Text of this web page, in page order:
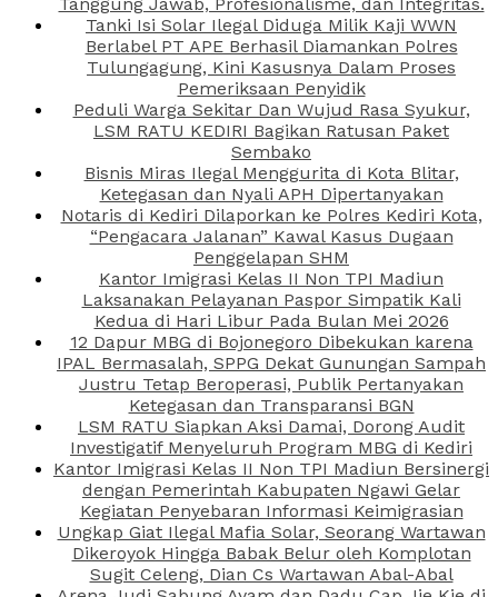
Tanki Isi Solar Ilegal Diduga Milik Kaji WWN
Berlabel PT APE Berhasil Diamankan Polres
Tulungagung, Kini Kasusnya Dalam Proses
Pemeriksaan Penyidik
Peduli Warga Sekitar Dan Wujud Rasa Syukur,
LSM RATU KEDIRI Bagikan Ratusan Paket
Sembako
Bisnis Miras Ilegal Menggurita di Kota Blitar,
Ketegasan dan Nyali APH Dipertanyakan
Notaris di Kediri Dilaporkan ke Polres Kediri Kota,
“Pengacara Jalanan” Kawal Kasus Dugaan
Penggelapan SHM
Kantor Imigrasi Kelas II Non TPI Madiun
Laksanakan Pelayanan Paspor Simpatik Kali
Kedua di Hari Libur Pada Bulan Mei 2026
12 Dapur MBG di Bojonegoro Dibekukan karena
IPAL Bermasalah, SPPG Dekat Gunungan Sampah
Justru Tetap Beroperasi, Publik Pertanyakan
Ketegasan dan Transparansi BGN
LSM RATU Siapkan Aksi Damai, Dorong Audit
Investigatif Menyeluruh Program MBG di Kediri
Kantor Imigrasi Kelas II Non TPI Madiun Bersinergi
dengan Pemerintah Kabupaten Ngawi Gelar
Kegiatan Penyebaran Informasi Keimigrasian
Ungkap Giat Ilegal Mafia Solar, Seorang Wartawan
Dikeroyok Hingga Babak Belur oleh Komplotan
Sugit Celeng, Dian Cs Wartawan Abal-Abal